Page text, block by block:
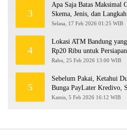
3
Apa Saja Batas Maksimal
Skema, Jenis, dan
Selasa, 17 Feb 2026 01:25 WIB
4
Lokasi ATM Bandung
Rp20 Ribu untuk
Rabu, 25 Feb 2026 13:00 WIB
5
Sebelum Pakai, Ketahui
Bunga PayLater Kredivo,
2026
Kamis, 5 Feb 2026 16:12 WIB